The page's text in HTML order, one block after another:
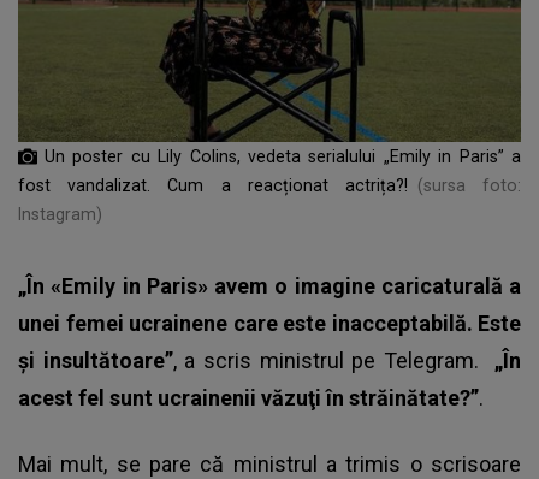
Un poster cu Lily Colins, vedeta serialului „Emily in Paris” a
fost vandalizat. Cum a reacționat actrița?!
(sursa foto:
Instagram)
„În «Emily in Paris» avem o imagine caricaturală a
unei femei ucrainene care este inacceptabilă. Este
şi insultătoare”, a scris ministrul pe Telegram. „În
acest fel sunt ucrainenii văzuţi în străinătate?”.
Mai mult, se pare că ministrul a trimis o scrisoare